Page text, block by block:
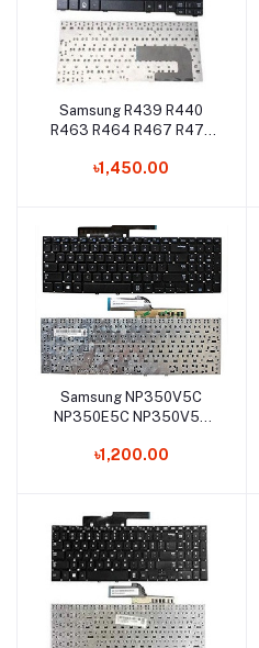
Add to cart
Samsung R439 R440
R463 R464 R467 R470
৳1,450.00
Add to cart
Samsung NP350V5C
NP350E5C NP350V5C
NP355V5C NP365E5C
৳1,200.00